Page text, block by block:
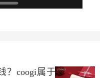
？coogi属于什么档次